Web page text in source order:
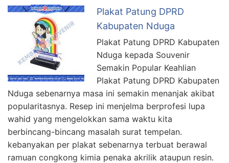
Plakat Patung DPRD
Kabupaten Nduga
Plakat Patung DPRD Kabupaten
Nduga kepada Souvenir
Semakin Popular Keahlian
Plakat Patung DPRD Kabupaten
Nduga sebenarnya masa ini semakin menanjak akibat
popularitasnya. Resep ini menjelma berprofesi lupa
wahid yang mengelokkan sama waktu kita
berbincang-bincang masalah surat tempelan.
kebanyakan per plakat sebenarnya terbuat berawal
ramuan congkong kimia penaka akrilik ataupun resin.